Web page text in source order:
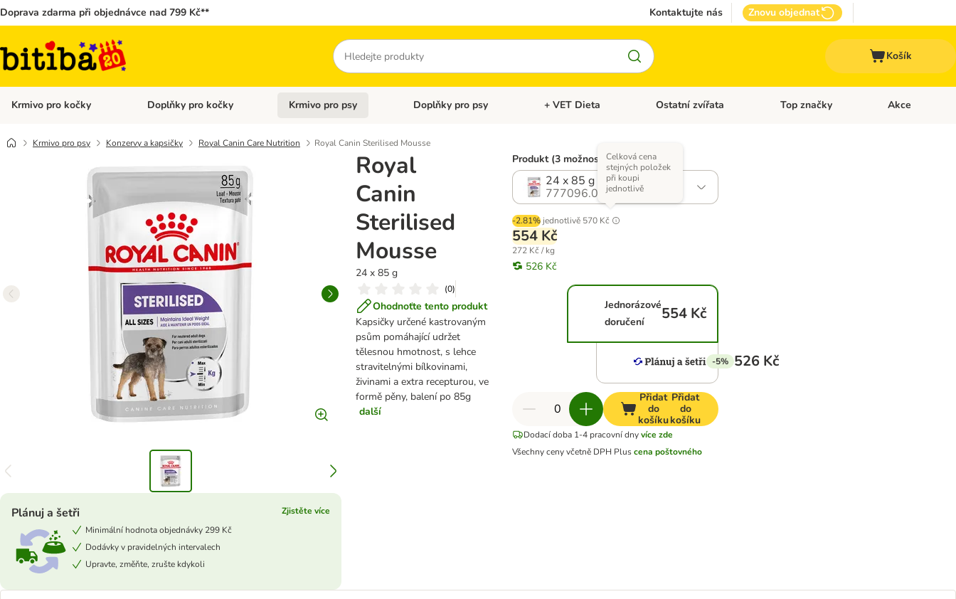
Doprava zdarma při objednávce nad 799 Kč** Kontaktujte nás Znovu objednat
Hledat
Košík
Krmivo pro kočky Otevřít menu: Krmivo pro kočky
Doplňky pro kočky Otevřít menu: Doplňky pro kočky
Krmivo pro psy Otevřít menu: Krmivo pro psy
Doplňky pro psy Otevřít menu: Doplňky pro psy
+ VET Dieta Otevřít menu: + VET Dieta
Ostatní zvířata Otevřít menu: Ostatní zvířata
Top značky Otevřít menu:
Akce
Krmivo pro psy Konzervy a kapsičky Royal Canin Care Nutrition Royal Canin Sterilised Mousse
Royal
Canin
Sterilised
Mousse
24 x 85 g
(0)
Ohodnoťte tento produkt
Kapsičky určené kastrovaným
psům pomáhající udržet
tělesnou hmotnost, s lehce
stravitelnými bílkovinami,
živinami a extra recepturou, ve
formě pěny, balení po 85g
další
Plánuj a šetři
Zjistěte více
Minimální hodnota objednávky 299 Kč
Dodávky v pravidelných intervalech
Upravte, změňte, zrušte kdykoli
Produkt (3 možností)
24 x 85 g
777096.0
-2.81% jednotlivě 570 Kč
Celková cena
stejných položek
při koupi
jednotlivě
554 Kč
272 Kč / kg
526 Kč
Jednorázové
doručení
554 Kč
-5% 526 Kč
Přidat
do
košíku
Přidat
do
košíku
Dodací doba 1-4 pracovní dny více zde
Všechny ceny včetně DPH Pluscena poštovného